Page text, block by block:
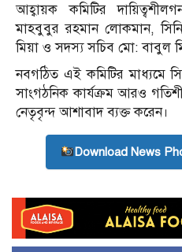
আহ্বায়ক কমিটির
মাহবুবুর রহমান লোকমান,
মিয়া ও সদস্য সচিব মো: বাবুল
নবগঠিত এই কমিটির মাধ্যমে
সাংগঠনিক কার্যক্রম আরও
নেতৃবৃন্দ আশাবাদ ব্যক্ত করেন।
Download News